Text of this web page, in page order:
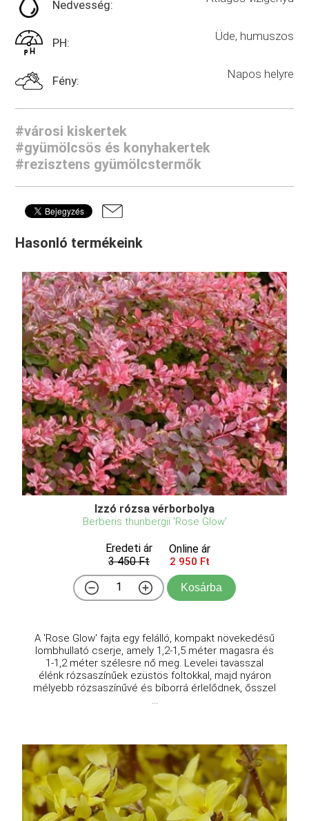
Nedvesség:
PH: Üde, humuszos
Fény: Napos helyre
#városi kiskertek
#gyümölcsös és konyhakertek
#rezisztens gyümölcstermők
Hasonló termékeink
Izzó rózsa vérborbolya
Berberis thunbergii 'Rose Glow'
Eredeti ár
3 450 Ft
Online ár
2 950 Ft
Kosárba
A 'Rose Glow' fajta egy felálló, kompakt növekedésű
lombhullató cserje, amely 1,2-1,5 méter magasra és
1-1,2 méter szélesre nő meg. Levelei tavasszal
élénk rózsaszínűek ezüstös foltokkal, majd nyáron
mélyebb rózsaszínűvé és bíborrá érlelődnek, ősszel
...